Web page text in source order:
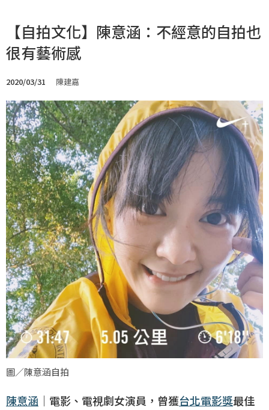
【自拍文化】陳意涵：不經意的自拍也
很有藝術感
2020/03/31 陳建嘉
圖／陳意涵自拍
陳意涵 ｜電影、電視劇女演員，曾獲台北電影獎最佳